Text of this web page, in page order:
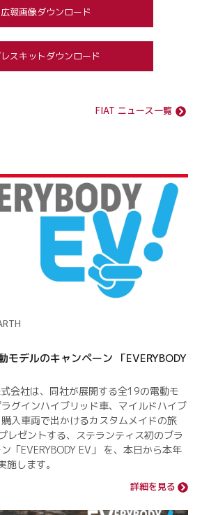
広報画像ダウンロード
スキットダウンロード
FIAT ニュース一覧
モデルのキャンペーン 「EVERYBODY
会社は、同社が展開する全19の電動モ
グインハイブリッド車、マイルドハイブ
入車両で出かけるカスタムメイドの旅
レゼントする、ステランティス初のブラ
「EVERYBODY EV」 を、本日から本年
します。
詳細を見る